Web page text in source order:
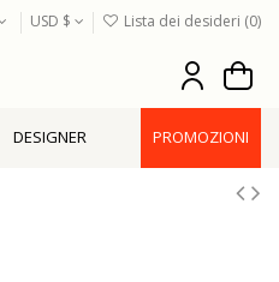
USD $ Lista dei desideri (0)
DESIGNER PROMOZIONI